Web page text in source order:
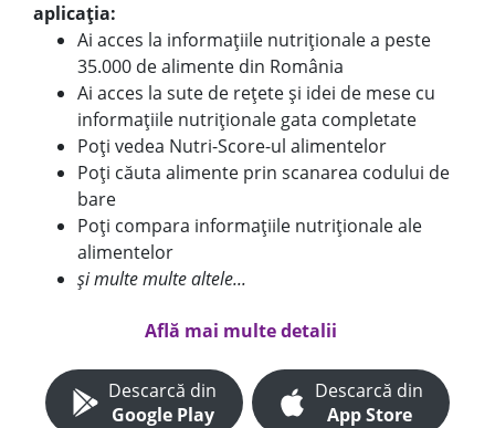
aplicația:
Ai acces la informațiile nutriționale a peste
35.000 de alimente din România
Ai acces la sute de rețete și idei de mese cu
informațiile nutriționale gata completate
Poți vedea Nutri-Score-ul alimentelor
Poți căuta alimente prin scanarea codului de
bare
Poți compara informațiile nutriționale ale
alimentelor
și multe multe altele...
Află mai multe detalii
Descarcă din
Google Play
Descarcă din
App Store